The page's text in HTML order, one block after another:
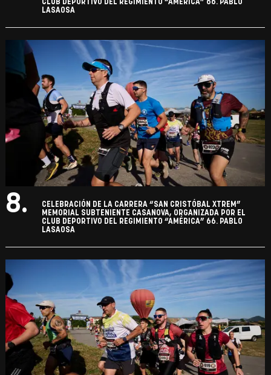
CLUB DEPORTIVO DEL REGIMIENTO “AMÉRICA” 66. PABLO
LASAOSA
8.
CELEBRACIÓN DE LA CARRERA “SAN CRISTÓBAL XTREM”
MEMORIAL SUBTENIENTE CASANOVA, ORGANIZADA POR EL
CLUB DEPORTIVO DEL REGIMIENTO “AMÉRICA” 66. PABLO
LASAOSA